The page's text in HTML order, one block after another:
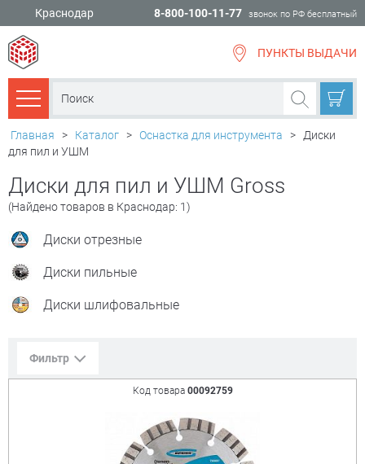
Краснодар 8-800-100-11-77 звонок по РФ бесплатный
ПУНКТЫ ВЫДАЧИ
Каталог товаров
Главная > Каталог > Оснастка для инструмента >
Диски
для пил и УШМ
Диски для пил и УШМ Gross
(Найдено товаров в Краснодар: 1)
Диски отрезные
Диски пильные
Диски шлифовальные
Фильтр
Код товара 00092759